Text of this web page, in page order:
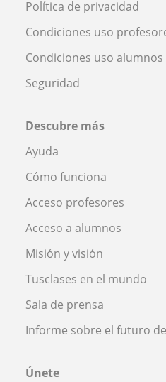
Política de privacidad
Condiciones uso
Condiciones uso alumnos
Seguridad
Descubre más
Ayuda
Cómo funciona
Acceso profesores
Acceso a alumnos
Misión y visión
Tusclases en el mundo
Sala de prensa
Informe sobre el futuro
Únete